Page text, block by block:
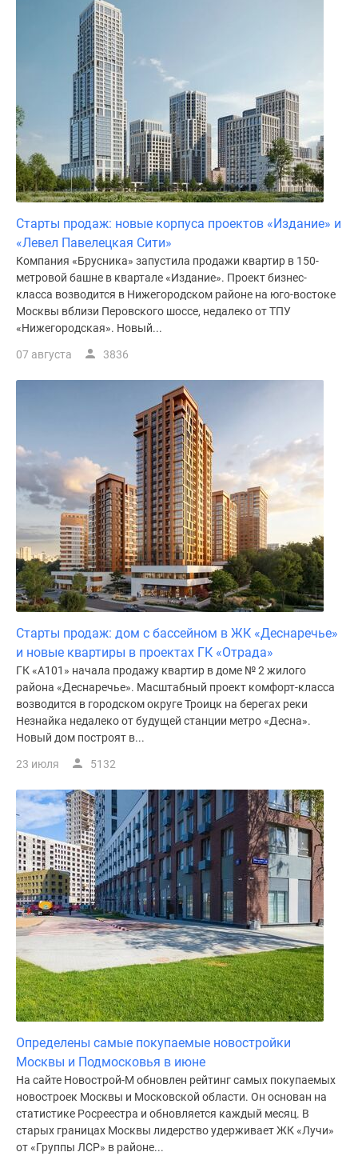
Новой
Москве
Готовые
коттеджные
поселки
Строящиеся
коттеджные
поселки
Коттеджные
поселки
Коттеджные
поселки
поселки
ипотеку
Бизнес-
центры
Коттеджи
Скидки
акции
Макс
Старты продаж: новые корпуса проектов «Издание» и
«Левел Павелецкая Сити»
Компания «Брусника» запустила продажи квартир в 150-
метровой башне в квартале «Издание». Проект бизнес-
класса возводится в Нижегородском районе на юго-востоке
Москвы вблизи Перовского шоссе, недалеко от ТПУ
«Нижегородская». Новый...
07 августа 3836
Старты продаж: дом с бассейном в ЖК «Деснаречье»
и новые квартиры в проектах ГК «Отрада»
ГК «А101» начала продажу квартир в доме № 2 жилого
района «Деснаречье». Масштабный проект комфорт-класса
возводится в городском округе Троицк на берегах реки
Незнайка недалеко от будущей станции метро «Десна».
Новый дом построят в...
23 июля 5132
Определены самые покупаемые новостройки
Москвы и Подмосковья в июне
На сайте Новострой-М обновлен рейтинг самых покупаемых
новостроек Москвы и Московской области. Он основан на
статистике Росреестра и обновляется каждый месяц. В
старых границах Москвы лидерство удерживает ЖК «Лучи»
от «Группы ЛСР» в районе...